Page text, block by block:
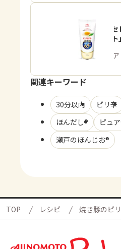
「ピュアセ
リーカット」
商品・
関連キーワード
30分以内 ピリ辛
ほんだし®
ピュ
瀬戸のほんじお®
TOP レシピ 焼き豚のピ